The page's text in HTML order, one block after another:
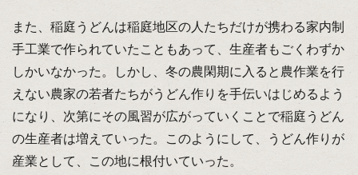
また、稲庭うどんは稲庭地区の人たちだけが携わる家内制
手工業で作られていたこともあって、生産者もごくわずか
しかいなかった。しかし、冬の農閑期に入ると農作業を行
えない農家の若者たちがうどん作りを手伝いはじめるよう
になり、次第にその風習が広がっていくことで稲庭うどん
の生産者は増えていった。このようにして、うどん作りが
産業として、この地に根付いていった。